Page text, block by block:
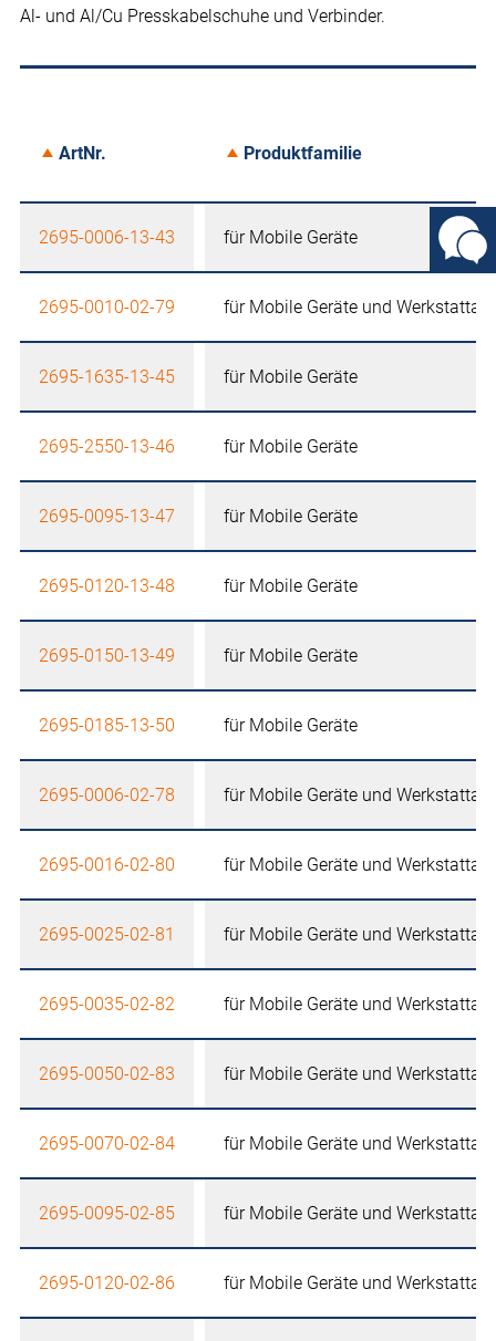
Al- und Al/Cu Presskabelschuhe und Verbinder.
ArtNr. Produktfamilie
2695-0006-13-43 für Mobile Geräte
2695-0010-02-79 für Mobile Geräte und
2695-1635-13-45 für Mobile Geräte
2695-2550-13-46 für Mobile Geräte
2695-0095-13-47 für Mobile Geräte
2695-0120-13-48 für Mobile Geräte
2695-0150-13-49 für Mobile Geräte
2695-0185-13-50 für Mobile Geräte
2695-0006-02-78 für Mobile Geräte und
2695-0016-02-80 für Mobile Geräte und
2695-0025-02-81 für Mobile Geräte und
2695-0035-02-82 für Mobile Geräte und
2695-0050-02-83 für Mobile Geräte und
2695-0070-02-84 für Mobile Geräte und
2695-0095-02-85 für Mobile Geräte und
2695-0120-02-86 für Mobile Geräte und